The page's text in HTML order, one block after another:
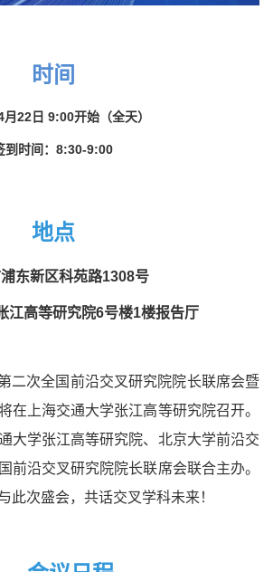
时间
22日 9:00开始（全天）
到时间：8:30-9:00
地点
浦东新区科苑路1308号
江高等研究院6号楼1楼报告厅
二次全国前沿交叉研究院院长联席会暨
在上海交通大学张江高等研究院召开。
大学张江高等研究院、北京大学前沿交
前沿交叉研究院院长联席会联合主办。
此次盛会，共话交叉学科未来！